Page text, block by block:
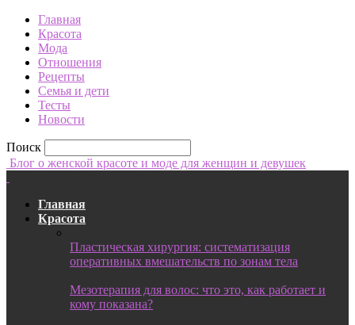
Главная
Красота
Мода
Отношения
Рецепты
Семья и дети
Тесты
Новости
Поиск
Блог о женской красоте и моде для женщин и девушек
Главная
Красота
Пластическая хирургия: систематизация
оперативных вмешательств по зонам тела
Мезотерапия для волос: что это, как работает и
кому показана?